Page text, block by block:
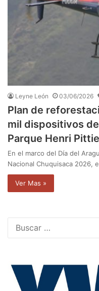
Leyne León 03/06/2026
Plan de
mil dispositivos
Parque Henri
En el marco del Día del
Nacional Chuquisaca 2026,
Ver Mas »